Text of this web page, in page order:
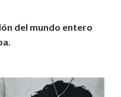
del mundo entero